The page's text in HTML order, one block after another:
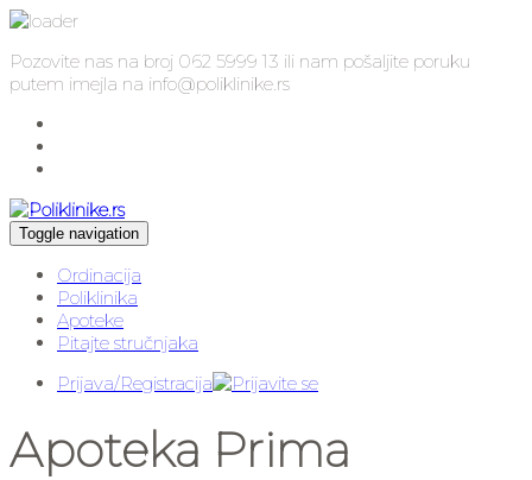
Pozovite nas na broj 062 5999 13 ili nam pošaljite poruku
putem imejla na info@poliklinike.rs
Toggle navigation
Ordinacija
Poliklinika
Apoteke
Pitajte stručnjaka
Prijava/Registracija
Apoteka Prima